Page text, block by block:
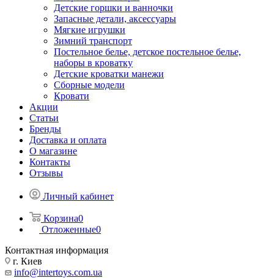
Детские горшки и ванночки
Запасные детали, аксессуары
Мягкие игрушки
Зимний транспорт
Постельное белье, детское постельное белье,
наборы в кроватку
Детские кроватки манежи
Сборные модели
Кровати
Акции
Статьи
Бренды
Доставка и оплата
О магазине
Контакты
Отзывы
Личный кабинет
Корзина0
Отложенные0
Контактная информация
г. Киев
info@intertoys.com.ua